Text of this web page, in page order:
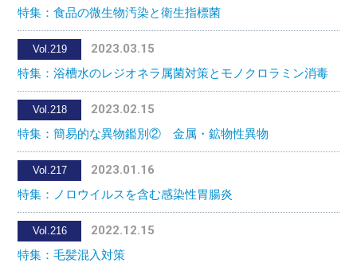
特集：食品の微生物汚染と衛生指標菌
Vol.219
2023.03.15
特集：浴槽水のレジオネラ属菌対策とモノクロラミン消毒
Vol.218
2023.02.15
特集：簡易的な異物鑑別② 金属・鉱物性異物
Vol.217
2023.01.16
特集：ノロウイルスを含む感染性胃腸炎
Vol.216
2022.12.15
特集：毛髪混入対策